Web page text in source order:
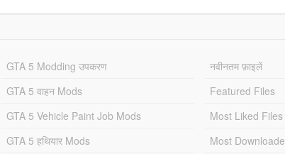
GTA 5 Modding उपकरण
GTA 5 वाहन Mods
GTA 5 Vehicle Paint Job Mods
GTA 5 हथियार Mods
नवीनतम फ़ाइलें
Featured Files
Most Liked Files
Most